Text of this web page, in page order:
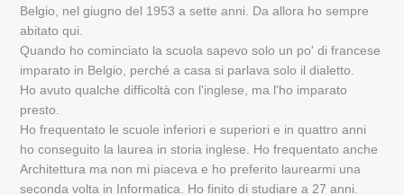
Belgio, nel giugno del 1953 a sette anni. Da allora ho sempre
abitato qui.
Quando ho cominciato la scuola sapevo solo un po' di francese
imparato in Belgio, perché a casa si parlava solo il dialetto.
Ho avuto qualche difficoltà con l'inglese, ma l'ho imparato
presto.
Ho frequentato le scuole inferiori e superiori e in quattro anni
ho conseguito la laurea in storia inglese. Ho frequentato anche
Architettura ma non mi piaceva e ho preferito laurearmi una
seconda volta in Informatica. Ho finito di studiare a 27 anni.